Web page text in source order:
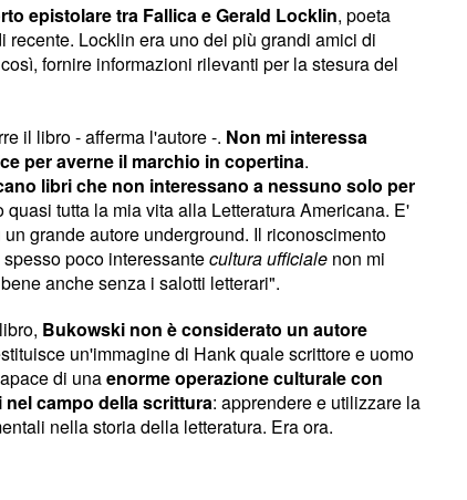
epistolare tra Fallica e Gerald Locklin, poeta
recente. Locklin era uno dei più grandi amici di
fornire informazioni rilevanti per la stesura del
il libro - afferma l'autore -. Non mi interessa
per averne il marchio in copertina.
libri che non interessano a nessuno solo per
quasi tutta la mia vita alla Letteratura Americana. E'
grande autore underground. Il riconoscimento
poco interessantecultura ufficiale non mi
anche senza i salotti letterari".
Bukowski non è considerato un autore
un'immagine di Hank quale scrittore e uomo
di unaenorme operazione culturale con
campo della scrittura: apprendere e utilizzare la
nella storia della letteratura. Era ora.